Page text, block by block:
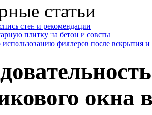
статьи
стен и рекомендации
плитку на бетон и советы
филлеров после вскрытия и
окна